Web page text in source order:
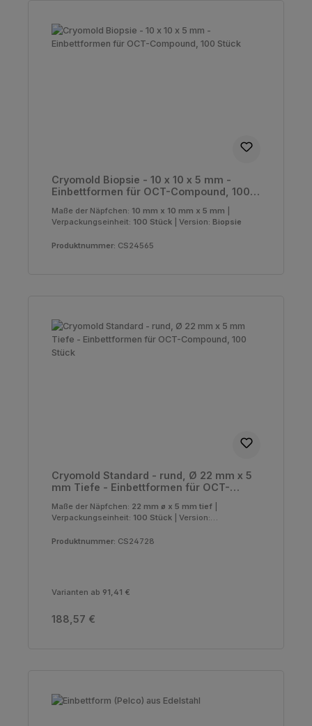
Cryomold Biopsie - 10 x 10 x 5 mm -
Einbettformen für OCT-Compound, 100
Maße der Näpfchen: 10 mm x 10 mm x 5 mm
Verpackungseinheit: 100 Stück Version: Biopsie
Produktnummer: CS24565
Cryomold Standard - rund, Ø 22 mm x 5
mm Tiefe - Einbettformen für OCT-
Maße der Näpfchen: 22 mm ø x 5 mm tief
Verpackungseinheit: 100 Stück
Version:
Produktnummer: CS24728
Varianten ab 91,41 €
Regulärer Preis:
188,57 €